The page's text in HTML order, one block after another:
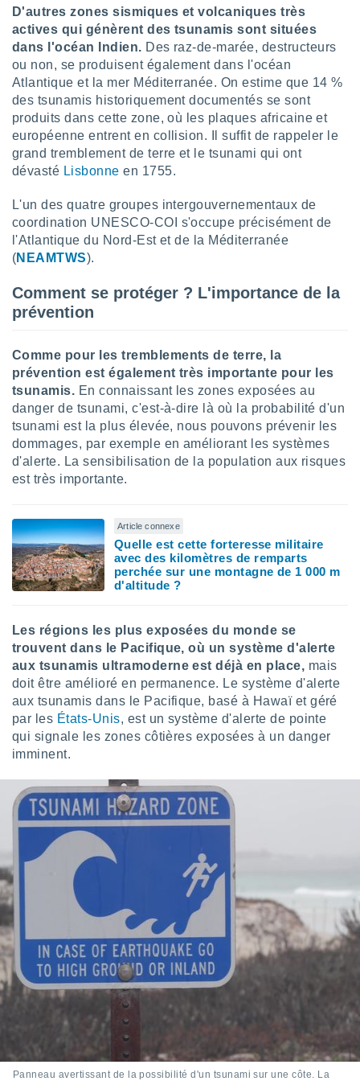
D'autres zones sismiques et volcaniques très
actives qui génèrent des tsunamis sont situées
dans l'océan Indien. Des raz-de-marée, destructeurs
ou non, se produisent également dans l'océan
Atlantique et la mer Méditerranée. On estime que 14 %
des tsunamis historiquement documentés se sont
produits dans cette zone, où les plaques africaine et
européenne entrent en collision. Il suffit de rappeler le
grand tremblement de terre et le tsunami qui ont
dévasté Lisbonne en 1755.
L'un des quatre groupes intergouvernementaux de
coordination UNESCO-COI s'occupe précisément de
l'Atlantique du Nord-Est et de la Méditerranée
(NEAMTWS).
Comment se protéger ? L'importance de la
prévention
Comme pour les tremblements de terre, la
prévention est également très importante pour les
tsunamis. En connaissant les zones exposées au
danger de tsunami, c'est-à-dire là où la probabilité d'un
tsunami est la plus élevée, nous pouvons prévenir les
dommages, par exemple en améliorant les systèmes
d'alerte. La sensibilisation de la population aux risques
est très importante.
Article connexe
Quelle est cette forteresse militaire
avec des kilomètres de remparts
perchée sur une montagne de 1 000 m
d'altitude ?
Les régions les plus exposées du monde se
trouvent dans le Pacifique, où un système d'alerte
aux tsunamis ultramoderne est déjà en place, mais
doit être amélioré en permanence. Le système d'alerte
aux tsunamis dans le Pacifique, basé à Hawaï et géré
par les États-Unis, est un système d'alerte de pointe
qui signale les zones côtières exposées à un danger
imminent.
Panneau avertissant de la possibilité d'un tsunami sur une côte. La